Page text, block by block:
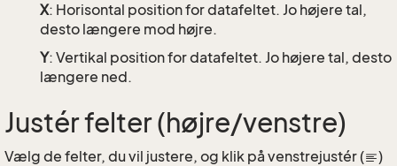
X: Horisontal position for datafeltet. Jo højere tal,
desto længere mod højre.
Y: Vertikal position for datafeltet. Jo højere tal, desto
længere ned.
Justér felter (højre/venstre)
Vælg de felter, du vil justere, og klik på venstrejustér (
)